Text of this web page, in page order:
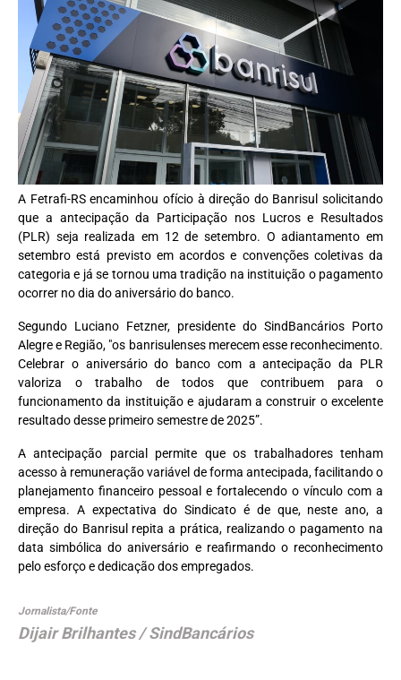
A Fetrafi-RS encaminhou ofício à direção do Banrisul solicitando
que a antecipação da Participação nos Lucros e Resultados
(PLR) seja realizada em 12 de setembro. O adiantamento em
setembro está previsto em acordos e convenções coletivas da
categoria e já se tornou uma tradição na instituição o pagamento
ocorrer no dia do aniversário do banco.
Segundo Luciano Fetzner, presidente do SindBancários Porto
Alegre e Região, "os banrisulenses merecem esse reconhecimento.
Celebrar o aniversário do banco com a antecipação da PLR
valoriza o trabalho de todos que contribuem para o
funcionamento da instituição e ajudaram a construir o excelente
resultado desse primeiro semestre de 2025”.
A antecipação parcial permite que os trabalhadores tenham
acesso à remuneração variável de forma antecipada, facilitando o
planejamento financeiro pessoal e fortalecendo o vínculo com a
empresa. A expectativa do Sindicato é de que, neste ano, a
direção do Banrisul repita a prática, realizando o pagamento na
data simbólica do aniversário e reafirmando o reconhecimento
pelo esforço e dedicação dos empregados.
Jornalista/Fonte
Dijair Brilhantes / SindBancários